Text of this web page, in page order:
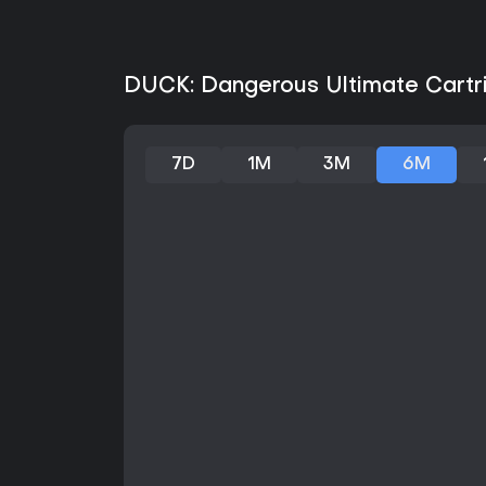
DUCK: Dangerous Ultimate
7D 1M 3M 6M